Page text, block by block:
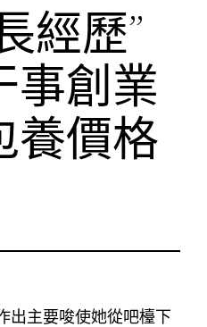
經歷”
事創業
養價格
出主要唆使她從吧檯下